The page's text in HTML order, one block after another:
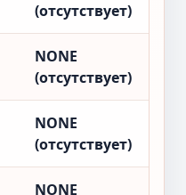
(отсутствует)
NONE
(отсутствует)
NONE
(отсутствует)
NONE